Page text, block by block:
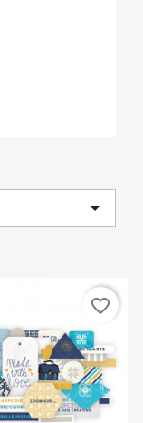

favorite_border